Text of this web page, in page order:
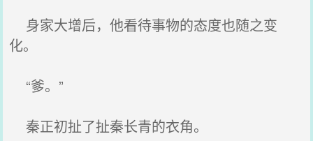
身家大增后，他看待事物的态度也随之变
化。
“爹。”
秦正初扯了扯秦长青的衣角。